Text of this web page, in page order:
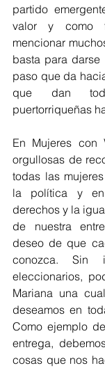
partido
valor y como
mencionar
basta para
paso que da
que dan
puertorriqueñas
En Mujeres con
orgullosas de
todas las
la política y
derechos y la
de nuestra
deseo de que
conozca. Sin
eleccionarios,
Mariana una
deseamos en
Como ejemplo
entrega,
cosas que nos